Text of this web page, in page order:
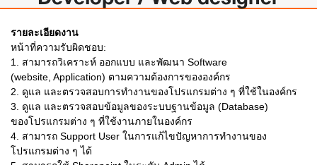
รายละเอียดงาน
หน้าที่ความรับผิดชอบ:
1. สามารถวิเคราะห์ ออกแบบ และพัฒนา Software
(website, Application) ตามความต้องการขององค์กร
2. ดูแล และตรวจสอบการทำงานของโปรแกรมต่าง ๆ ที่ใช้ในองค์กร
3. ดูแล และตรวจสอบข้อมูลของระบบฐานข้อมูล (Database)
ของโปรแกรมต่าง ๆ ที่ใช้งานภายในองค์กร
4. สามารถ Support User ในการแก้ไขปัญหาการทำงานของ
โปรแกรมต่าง ๆ ได้